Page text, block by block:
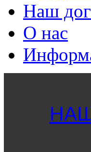
Наш
О нас